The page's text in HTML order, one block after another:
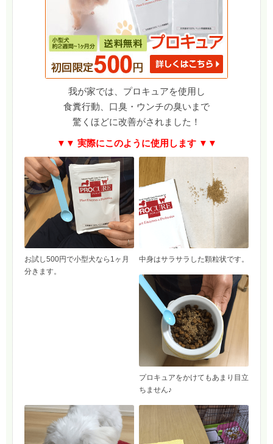
我が家では、プロキュアを使用し
食糞行動、口臭・ウンチの臭いまで
驚くほどに改善がされました！
▼▼ 実際にこのように使用します ▼▼
お試し500円で小型犬なら1ヶ月
分きます。
中身はサラサラした顆粒状です。
プロキュアをかけてもあまり目立
ちません♪